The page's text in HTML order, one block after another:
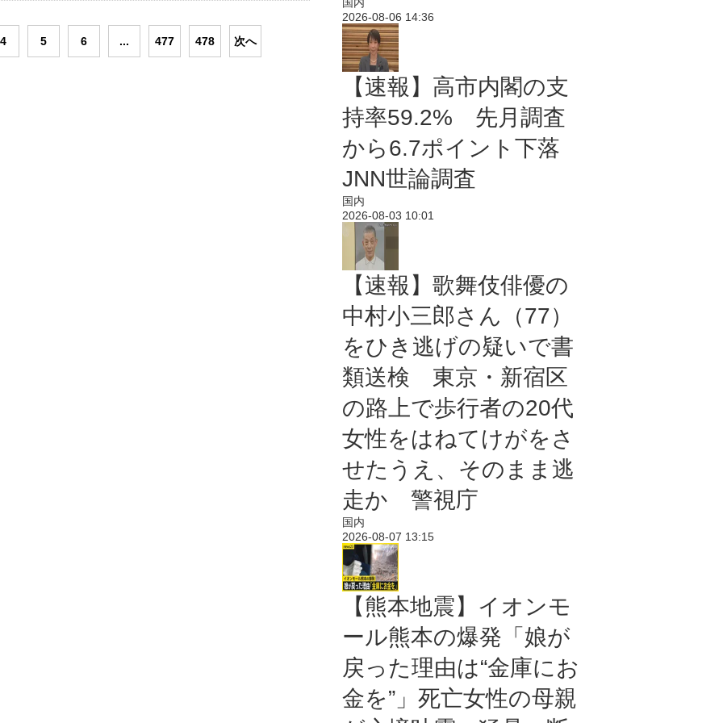
4 5 6 ... 477 478 次へ
2026-08-06 14:36
【速報】高市内閣の支
持率59.2% 先月調査
から6.7ポイント下落
JNN世論調査
国内
2026-08-03 10:01
【速報】歌舞伎俳優の
中村小三郎さん（77）
をひき逃げの疑いで書
類送検 東京・新宿区
の路上で歩行者の20代
女性をはねてけがをさ
せたうえ、そのまま逃
走か 警視庁
国内
2026-08-07 13:15
【熊本地震】イオンモ
ール熊本の爆発「娘が
戻った理由は“金庫にお
金を”」死亡女性の母親